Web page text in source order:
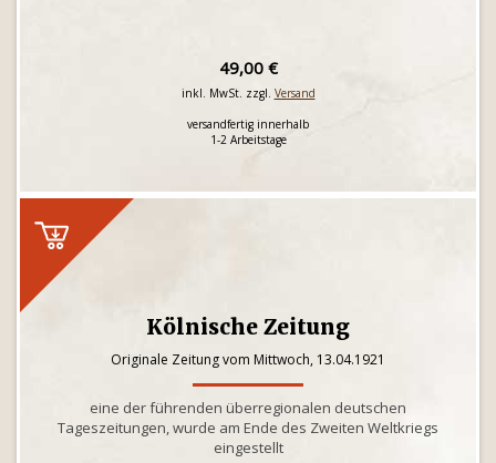
49,00 €
inkl. MwSt. zzgl. Versand
versandfertig innerhalb
1-2 Arbeitstage
Kölnische Zeitung
Originale Zeitung vom Mittwoch, 13.04.1921
eine der führenden überregionalen deutschen
Tageszeitungen, wurde am Ende des Zweiten Weltkriegs
eingestellt